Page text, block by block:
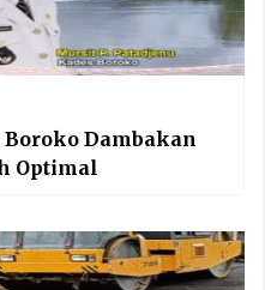
Dambakan
Optimal